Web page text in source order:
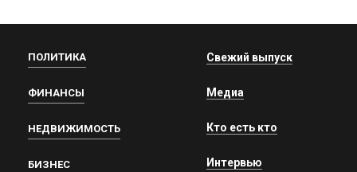
ПОЛИТИКА
ФИНАНСЫ
НЕДВИЖИМОСТЬ
БИЗНЕС
Свежий выпуск
Медиа
Кто есть кто
Интервью